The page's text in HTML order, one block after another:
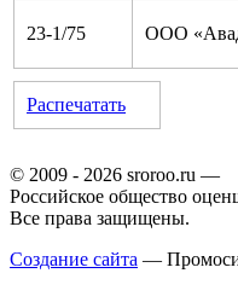
23-1/75 ООО
Распечатать
© 2009 - 2026 sroroo.ru —
Российское общество
Все права защищены.
Создание сайта —